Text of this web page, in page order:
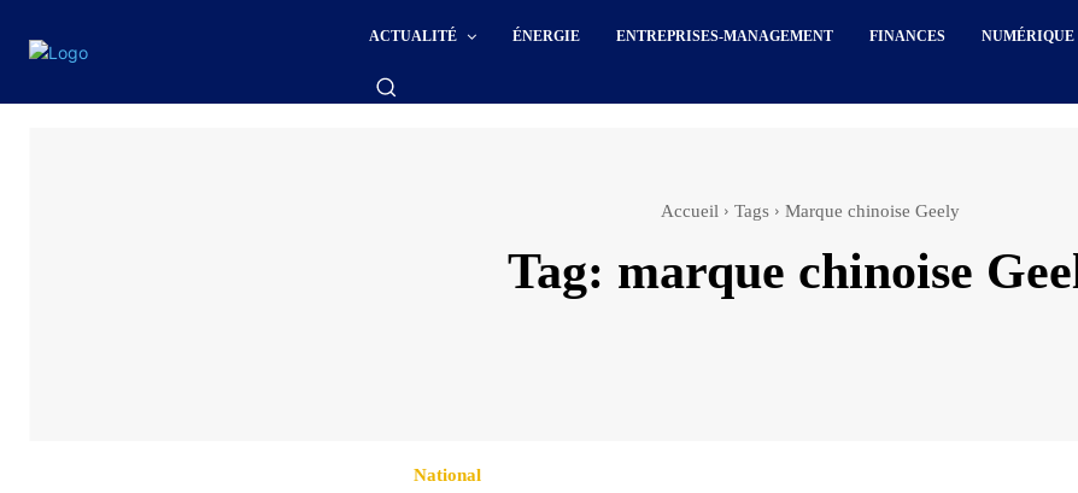
ACTUALITÉ ÉNERGIE ENTREPRISES-MANAGEMENT FINANCES NUMÉRIQUE
Accueil Tags Marque chinoise Geely
Tag: marque chinoise
National